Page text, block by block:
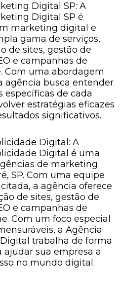
Digital SP: A
Digital SP é
marketing digital e
gama de serviços,
de sites, gestão de
e campanhas de
Com uma abordagem
agência busca entender
específicas de cada
estratégias eficazes
significativos.
Digital: A
Digital é uma
de marketing
SP. Com uma equipe
a agência oferece
de sites, gestão de
e campanhas de
Com um foco especial
a Agência
trabalha de forma
ajudar sua empresa a
no mundo digital.